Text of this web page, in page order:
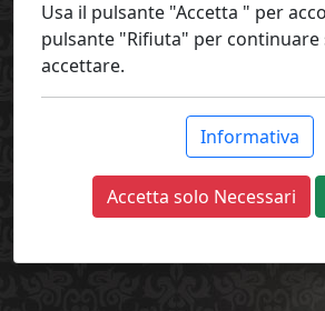
Usa il pulsante "Accetta " per
pulsante "Rifiuta" per continuare
accettare.
Informativa
Accetta solo Necessari